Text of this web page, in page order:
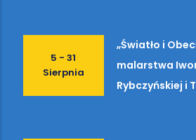
5 - 31
Sierpnia
„Światło i
malarstwa
Rybczyńskiej i